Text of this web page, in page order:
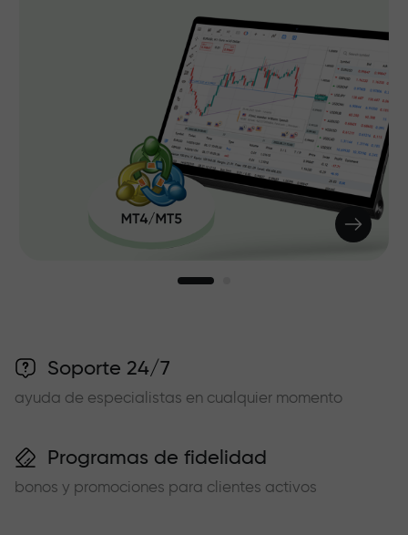
Soporte 24/7
ayuda de especialistas en cualquier momento
Programas de fidelidad
bonos y promociones para clientes activos